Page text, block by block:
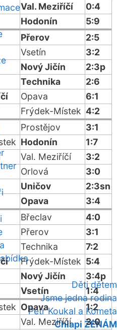
Děti dětem
Jsme jedna rodina
Petr Koukal a Kometa
Chlapi ŽENÁM
Val. Meziříčí
0:4
Hodonín
5:9
Přerov
2:5
Vsetín
3:2
Nový Jičín
2:3p
Technika
2:6
Opava
6:1
Frýdek-Místek 4:2
Prostějov
3:1
Hodonín
1:7
Val. Meziříčí
3:2
Orlová
3:0
Uničov
2:3sn
Opava
3:4
Břeclav
4:0
Přerov
3:1
Technika
7:2
Frýdek-Místek 5:4
Nový Jičín
3:4p
Vsetín
1:4
Opava
1:2
Val. Meziříčí
3:0